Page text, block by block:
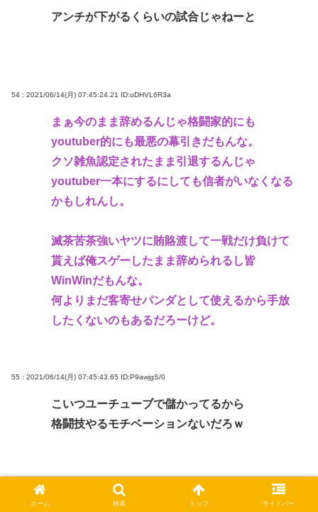
アンチが下がるくらいの試合じゃねーと
54 : 2021/06/14(月) 07:45:24.21 ID:uDHVL6R3a
まぁ今のまま辞めるんじゃ格闘家的にも
youtuber的にも最悪の幕引きだもんな。
クソ雑魚認定されたまま引退するんじゃ
youtuber一本にするにしても信者がいなくなる
かもしれんし。
滅茶苦茶強いヤツに賄賂渡して一戦だけ負けて
貰えば俺スゲーしたまま辞められるし皆
WinWinだもんな。
何よりまだ客寄せパンダとして使えるから手放
したくないのもあるだろーけど。
55 : 2021/06/14(月) 07:45:43.65 ID:P9awjgS/0
こいつユーチューブで儲かってるから
格闘技やるモチベーションないだろｗ
格闘技のプロレス化
ホーム 検索 トップ サイドバー